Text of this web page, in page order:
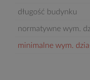
długość budynku
normatywne wym.
minimalne wym.